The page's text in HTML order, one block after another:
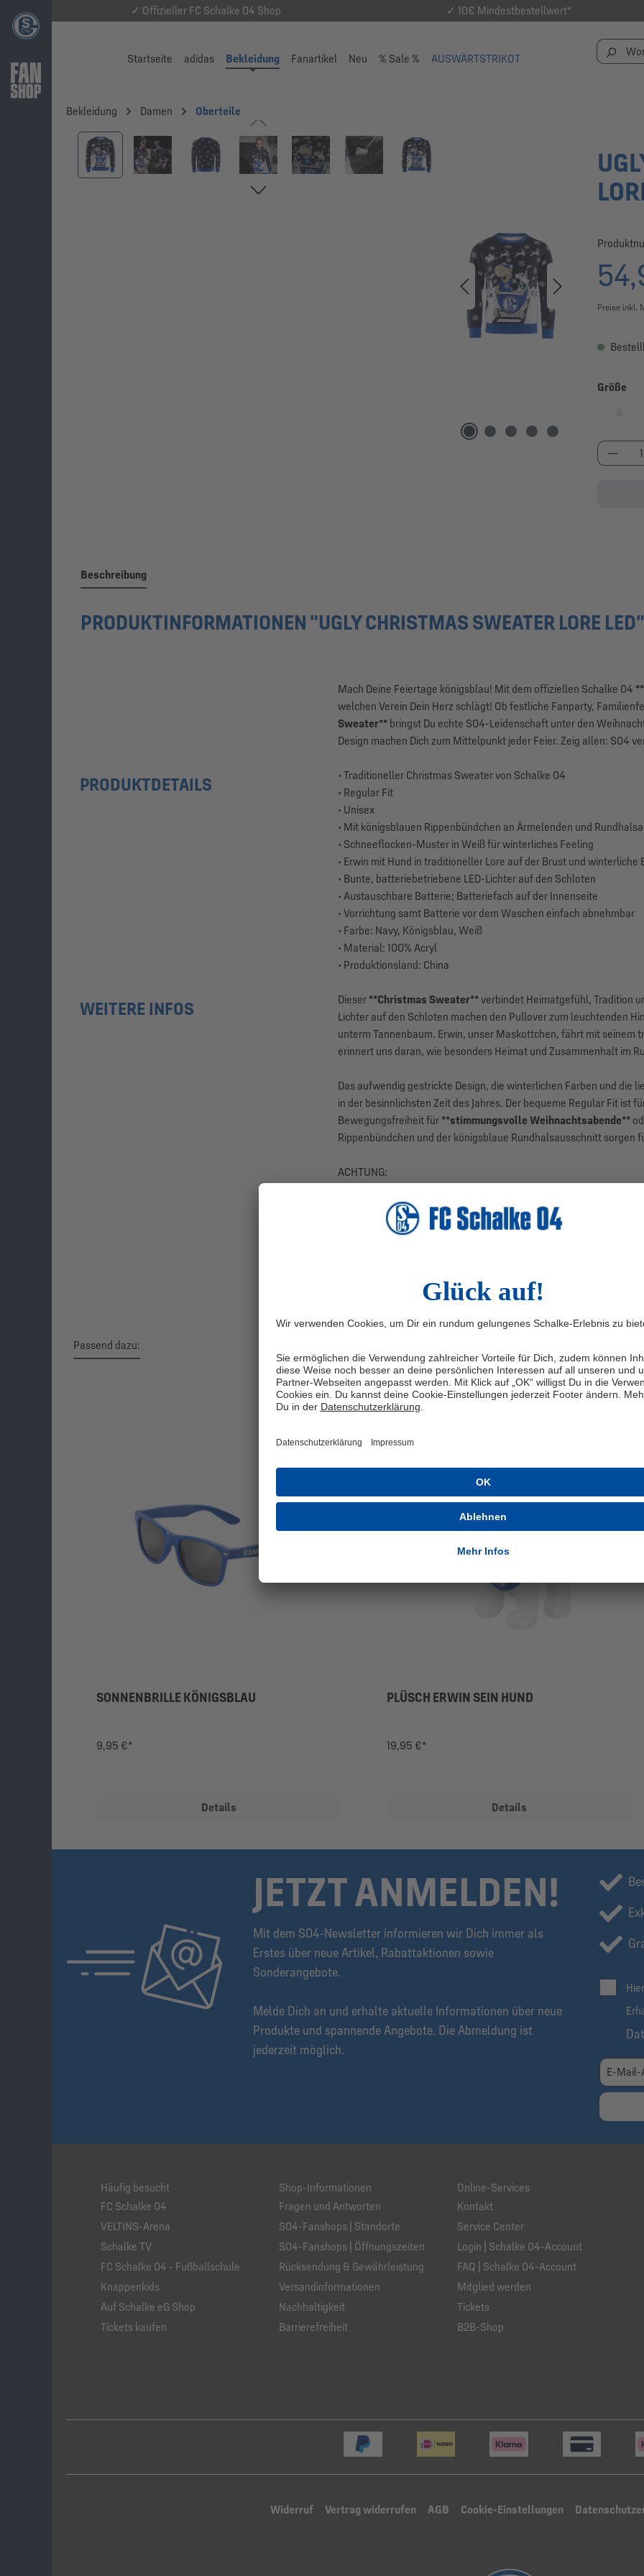
✓ Offizieller FC Schalke 04 Shop ✓ 10€ Mindestbestellwert*
Startseite adidas Bekleidung Fanartikel Neu % Sale % AUSWÄRTSTRIKOT
Bekleidung Damen Oberteile
Bildergalerie überspringen
Preise inkl.
Größe
Beschreibung
PRODUKTINFORMATIONEN "UGLY CHRISTMAS SWEATER LORE LED"
Mach Deine Feiertage königsblau! Mit dem offiziellen Schalke 04
welchen Verein Dein Herz schlägt! Ob festliche Fanparty,
Sweater**bringst Du echte S04-Leidenschaft unter den
Design machen Dich zum Mittelpunkt jeder Feier. Zeig allen: S04
PRODUKTDETAILS
• Traditioneller Christmas Sweater von Schalke 04
• Regular Fit
• Unisex
• Mit königsblauen Rippenbündchen an Ärmelenden und
• Schneeflocken-Muster in Weiß für winterliches Feeling
• Erwin mit Hund in traditioneller Lore auf der Brust und
• Bunte, batteriebetriebene LED-Lichter auf den Schloten
• Austauschbare Batterie; Batteriefach auf der Innenseite
• Vorrichtung samt Batterie vor dem Waschen einfach abnehmbar
• Farbe: Navy, Königsblau, Weiß
• Material: 100% Acryl
• Produktionsland: China
WEITERE INFOS Dieser **Christmas Sweater**verbindet Heimatgefühl, Tradition
Lichter auf den Schloten machen den Pullover zum leuchtenden
unterm Tannenbaum. Erwin, unser Maskottchen, fährt mit
erinnert uns daran, wie besonders Heimat und Zusammenhalt im
Das aufwendig gestrickte Design, die winterlichen Farben und die
in der besinnlichsten Zeit des Jahres. Der bequeme Regular Fit ist
Bewegungsfreiheit für **stimmungsvolle Weihnachtsabende**
Rippenbündchen und der königsblaue Rundhalsausschnitt sorgen
ACHTUNG:
Vor dem Waschen die Batterie samt Vorrichtung von den Kabeln
laufen immer weiter. Die Batterie ist leicht auswechselbar, damit
Herstellerangaben: Jule Sweaters ApS, Hermodsvej 18B, DK-
Passend dazu:
SONNENBRILLE KÖNIGSBLAU
9,95 €*
Details
PLÜSCH ERWIN SEIN HUND
19,95 €*
Details
JETZT ANMELDEN!
Mit dem S04-Newsletter informieren wir Dich immer als
Erstes über neue Artikel, Rabattaktionen sowie
Sonderangebote.
Melde Dich an und erhalte aktuelle Informationen über neue
Produkte und spannende Angebote. Die Abmeldung ist
jederzeit möglich.
Häufig besucht
FC Schalke 04
VELTINS-Arena
Schalke TV
FC Schalke 04 - Fußballschule
Knappenkids
Auf Schalke eG Shop
Tickets kaufen
Shop-Informationen
Fragen und Antworten
S04-Fanshops | Standorte
S04-Fanshops | Öffnungszeiten
Rücksendung & Gewährleistung
Versandinformationen
Nachhaltigkeit
Barrierefreiheit
Online-Services
Kontakt
Service Center
Login | Schalke 04-Account
FAQ | Schalke 04-Account
Mitglied werden
Tickets
B2B-Shop
Widerruf Vertrag widerrufen AGB Cookie-Einstellungen